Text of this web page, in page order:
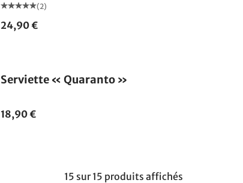
(2)
24,90 €
Serviette « Quaranto »
18,90 €
15 sur 15 produits affichés